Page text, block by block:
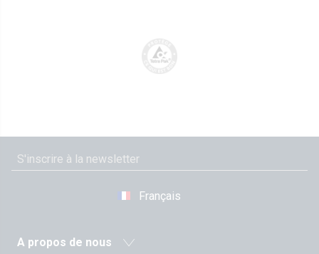
Français
A propos de nous